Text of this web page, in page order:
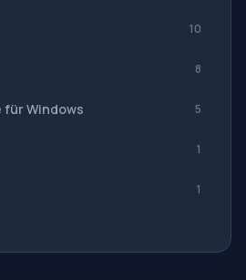
10
8
für Windows 5
1
1